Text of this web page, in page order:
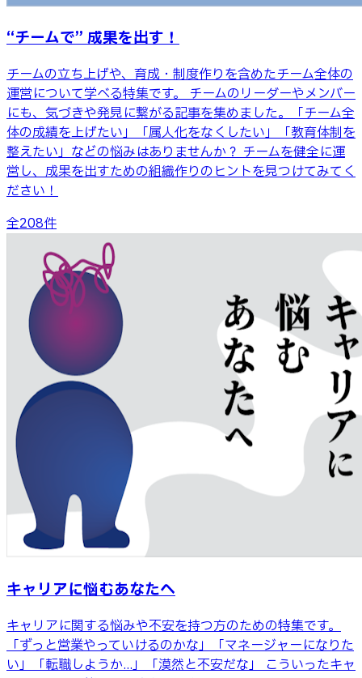
“チームで” 成果を出す！
チームの立ち上げや、育成・制度作りを含めたチーム全体の
運営について学べる特集です。 チームのリーダーやメンバー
にも、気づきや発見に繋がる記事を集めました。「チーム全
体の成績を上げたい」「属人化をなくしたい」「教育体制を
整えたい」などの悩みはありませんか？ チームを健全に運
営し、成果を出すための組織作りのヒントを見つけてみてく
ださい！
全208件
キャリアに悩むあなたへ
キャリアに関する悩みや不安を持つ方のための特集です。
「ずっと営業やっていけるのかな」「マネージャーになりた
い」「転職しようか...」「漠然と不安だな」 こういったキャ